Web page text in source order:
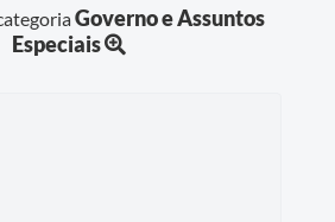
Governo e Assuntos
Especiais